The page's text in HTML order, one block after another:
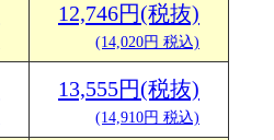
12,746円(税抜)
(14,020円 税込)
13,555円(税抜)
(14,910円 税込)